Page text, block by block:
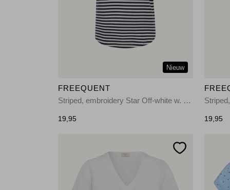
Nieuw
FREEQUENT
Striped, embroidery Star Off-white w. Navy Blazer
19,95 19,95